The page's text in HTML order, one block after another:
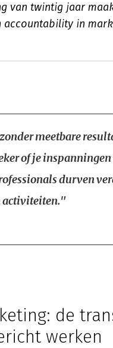
van twintig jaar
accountability in
meetbare
of je
durven
activiteiten."
de
werken